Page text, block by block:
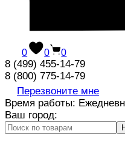
0 0 0
8 (499) 455-14-79
8 (800) 775-14-79
Перезвоните мне
Время работы:
Ваш город: